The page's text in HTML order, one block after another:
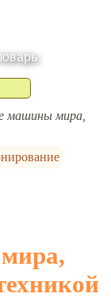
машины мира,